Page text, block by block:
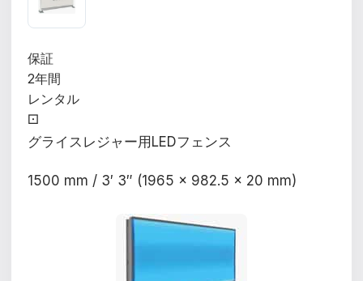
保証
2年間
レンタル
⚀
グライスレジャー用LEDフェンス
1500 mm / 3′ 3″ (1965 x 982.5 x 20 mm)